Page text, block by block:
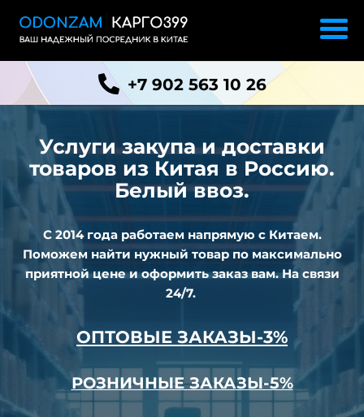
+7 902 563 10 26
Услуги закупа и доставки
товаров из Китая в Россию.
Белый ввоз.
С 2014 года работаем напрямую с Китаем.
Поможем найти нужный товар по максимально
приятной цене и оформить заказ вам. На связи
24/7.
ОПТОВЫЕ ЗАКАЗЫ-3%
РОЗНИЧНЫЕ ЗАКАЗЫ-5%